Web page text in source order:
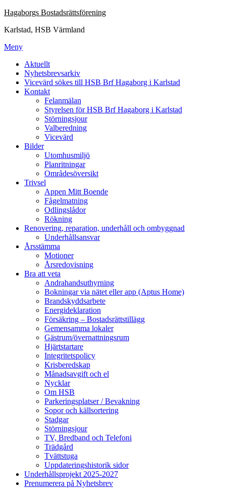
Hoppa
innehåll
Hagaborgs Bostadsrättsförening
Karlstad, HSB Värmland
Meny
Aktuellt
Nyhetsbrevsarkiv
Vicevärd sökes till HSB Brf Hagaborg i Karlstad
Kontakt
Felanmälan
Styrelsen för HSB Brf Hagaborg i Karlstad
Störningsjour
Valberedning
Vicevärd
Bilder
Utomhusmiljö
Planritningar
Områdesöversikt
Trivsel
Appen Mitt Boende
Fågelmatning
Odlingslådor
Rökning
Renovering, reparation, underhåll och ombyggnad
Underhållsansvar
Årsstämma
Motioner
Årsredovisning
Bra att veta
Andrahandsuthyrning
Bokningar via nätet eller app (Aptus Home)
Brandskyddsarbete
Energideklaration
Försäkring – Bostadsrättstillägg
Gemensamma lokaler
Gästrum/övernattningsrum
Hjärtstartare
Integritetspolicy
Krisberedskap
Månadsavgift och el
Nycklar
Om HSB
Parkeringsplatser / Bevakning
Sopor och källsortering
Stadgar
Störningsjour
TV, Bredband och Telefoni
Trädgård
Tvättstuga
Uppdateringshistorik sidor
Underhållsprojekt 2025-2027
Prenumerera på Nyhetsbrev